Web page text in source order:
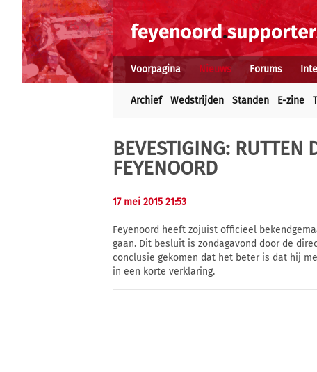
Voorpagina Nieuws Forums
Archief Wedstrijden Standen E-zine
BEVESTIGING: RUTTEN
FEYENOORD
17 mei 2015 21:53
Feyenoord heeft zojuist officieel
gaan. Dit besluit is zondagavond door de
conclusie gekomen dat het beter is dat hij
in een korte verklaring.